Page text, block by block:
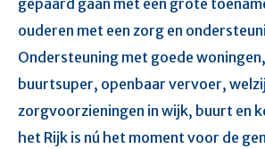
ouderen met een zorg en
Ondersteuning met goede
buurtsuper, openbaar vervoer,
zorgvoorzieningen in wijk, buurt en
het Rijk is nú het moment voor de